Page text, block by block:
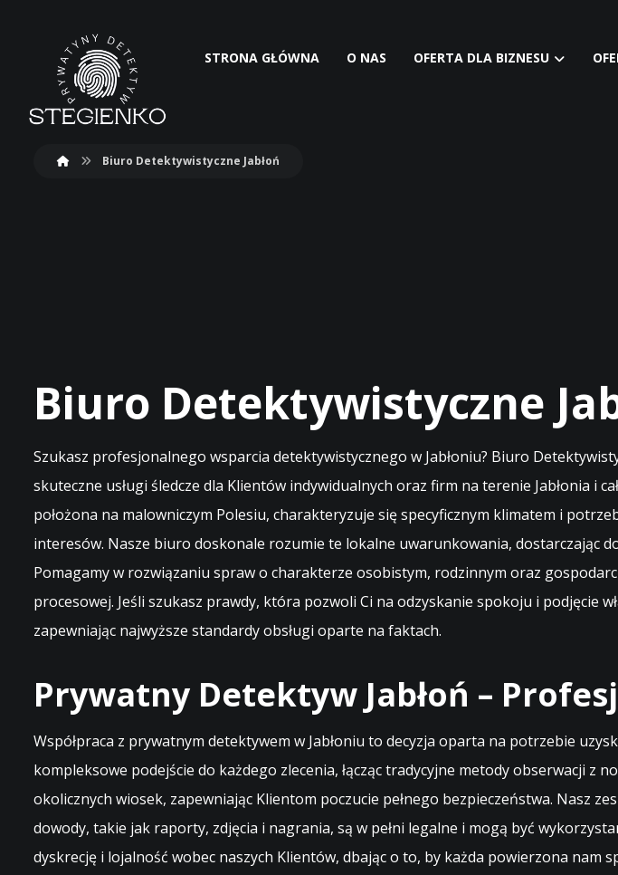
STRONA GŁÓWNA O NAS OFERTA DLA BIZNESU
Biuro Detektywistyczne Jabłoń
Biuro Detektywistyczne
Szukasz profesjonalnego wsparcia detektywistycznego w Jabłoniu? Biuro
skuteczne usługi śledcze dla Klientów indywidualnych oraz firm na terenie Jabłonia i
położona na malowniczym Polesiu, charakteryzuje się specyficznym klimatem i
interesów. Nasze biuro doskonale rozumie te lokalne uwarunkowania, dostarczając
Pomagamy w rozwiązaniu spraw o charakterze osobistym, rodzinnym oraz
procesowej. Jeśli szukasz prawdy, która pozwoli Ci na odzyskanie spokoju i podjęcie
zapewniając najwyższe standardy obsługi oparte na faktach.
Prywatny Detektyw Jabłoń –
Współpraca z prywatnym detektywem w Jabłoniu to decyzja oparta na potrzebie
kompleksowe podejście do każdego zlecenia, łącząc tradycyjne metody obserwacji z
okolicznych wiosek, zapewniając Klientom poczucie pełnego bezpieczeństwa. Nasz
dowody, takie jak raporty, zdjęcia i nagrania, są w pełni legalne i mogą być
dyskrecję i lojalność wobec naszych Klientów, dbając o to, by każda powierzona